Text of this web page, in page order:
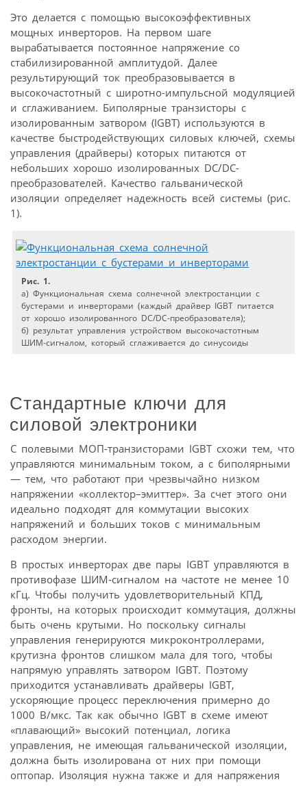
Это делается с помощью высокоэффективных
мощных инверторов. На первом шаге
вырабатывается постоянное напряжение со
стабилизированной амплитудой. Далее
результирующий ток преобразовывается в
высокочастотный с широтно-импульсной модуляцией
и сглаживанием. Биполярные транзисторы с
изолированным затвором (IGBT) используются в
качестве быстродействующих силовых ключей, схемы
управления (драйверы) которых питаются от
небольших хорошо изолированных DC/DC-
преобразователей. Качество гальванической
изоляции определяет надежность всей системы (рис.
1).
Рис. 1.
а) Функциональная схема солнечной электростанции с
бустерами и инверторами (каждый драйвер IGBT питается
от хорошо изолированного DC/DC-преобразователя);
б) результат управления устройством высокочастотным
ШИМ-сигналом, который сглаживается до синусоиды
Стандартные ключи для
силовой электроники
С полевыми МОП-транзисторами IGBT схожи тем, что
управляются минимальным током, а с биполярными
— тем, что работают при чрезвычайно низком
напряжении «коллектор–эмиттер». За счет этого они
идеально подходят для коммутации высоких
напряжений и больших токов с минимальным
расходом энергии.
В простых инверторах две пары IGBT управляются в
противофазе ШИМ-сигналом на частоте не менее 10
кГц. Чтобы получить удовлетворительный КПД,
фронты, на которых происходит коммутация, должны
быть очень крутыми. Но поскольку сигналы
управления генерируются микроконтроллерами,
крутизна фронтов слишком мала для того, чтобы
напрямую управлять затвором IGBT. Поэтому
приходится устанавливать драйверы IGBT,
ускоряющие процесс переключения примерно до
1000 В/мкс. Так как обычно IGBT в схеме имеют
«плавающий» высокий потенциал, логика
управления, не имеющая гальванической изоляции,
должна быть изолирована от них при помощи
оптопар. Изоляция нужна также и для напряжения